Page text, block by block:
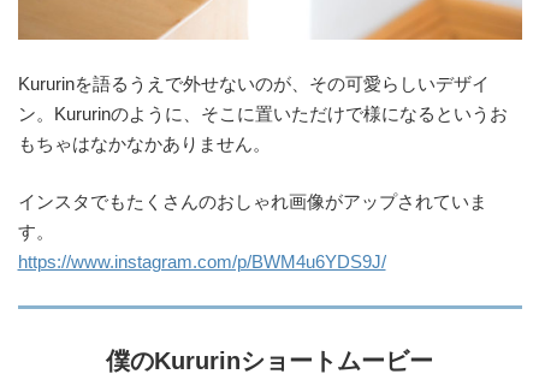
Kururinを語るうえで外せないのが、その可愛らしいデザイ
ン。Kururinのように、そこに置いただけで様になるというお
もちゃはなかなかありません。
インスタでもたくさんのおしゃれ画像がアップされていま
す。
https://www.instagram.com/p/BWM4u6YDS9J/
僕のKururinショートムービー